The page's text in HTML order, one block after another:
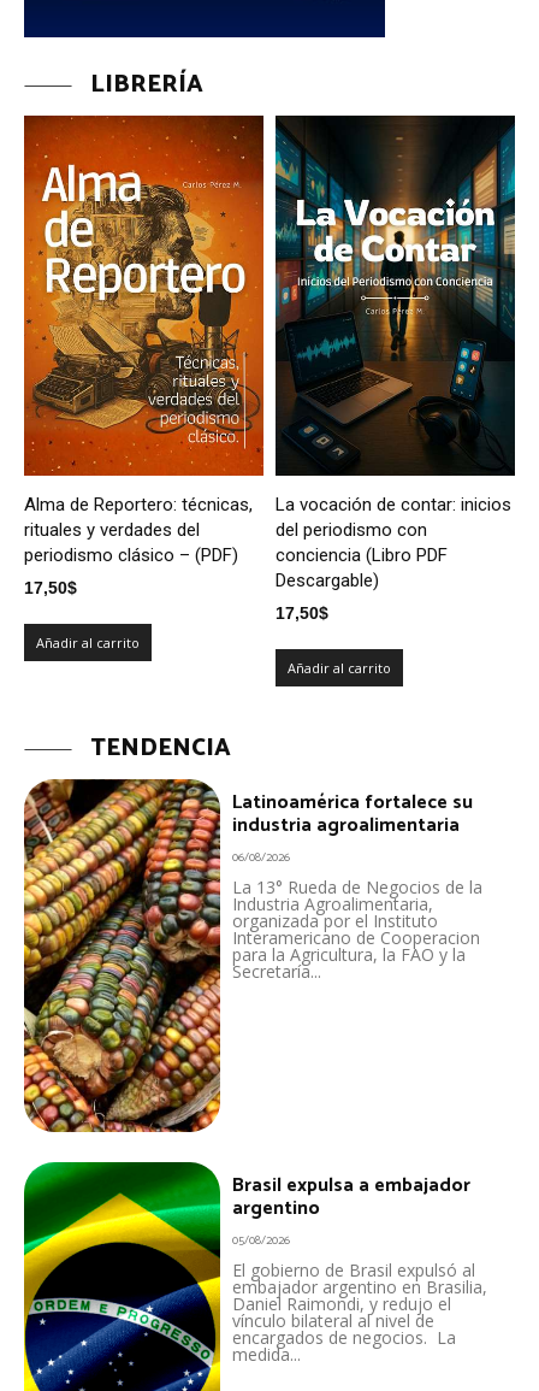
LIBRERÍA
Alma de Reportero: técnicas,
rituales y verdades del
periodismo clásico – (PDF)
17,50$
Añadir al carrito
La vocación de contar: inicios
del periodismo con
conciencia (Libro PDF
Descargable)
17,50$
Añadir al carrito
TENDENCIA
Latinoamérica fortalece su
industria agroalimentaria
06/08/2026
La 13° Rueda de Negocios de la
Industria Agroalimentaria,
organizada por el Instituto
Interamericano de Cooperacion
para la Agricultura, la FAO y la
Secretaría...
Brasil expulsa a embajador
argentino
05/08/2026
El gobierno de Brasil expulsó al
embajador argentino en Brasilia,
Daniel Raimondi, y redujo el
vínculo bilateral al nivel de
encargados de negocios. La
medida...